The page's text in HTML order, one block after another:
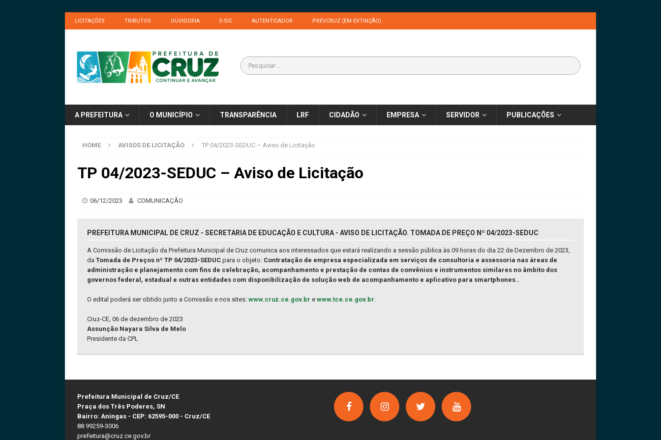
LICITAÇÕES TRIBUTOS OUVIDORIA E-SIC AUTENTICADOR PREVCRUZ (EM EXTINÇÃO)
A PREFEITURA O MUNICÍPIO TRANSPARÊNCIA LRF CIDADÃO EMPRESA SERVIDOR PUBLICAÇÕES
HOME AVISOS DE LICITAÇÃO TP 04/2023-SEDUC – Aviso de Licitação
TP 04/2023-SEDUC – Aviso de Licitação
06/12/2023 COMUNICAÇÃO
PREFEITURA MUNICIPAL DE CRUZ - SECRETARIA DE EDUCAÇÃO E CULTURA - AVISO DE LICITAÇÃO. TOMADA DE PREÇO Nº 04/2023-SEDUC
A Comissão de Licitação da Prefeitura Municipal de Cruz comunica aos interessados que estará realizando a sessão pública às 09 horas do dia 22 de Dezembro de 2023,
da Tomada de Preços nº TP 04/2023-SEDUC para o objeto: Contratação de empresa especializada em serviços de consultoria e assessoria nas áreas de
administração e planejamento com fins de celebração, acompanhamento e prestação de contas de convênios e instrumentos similares no âmbito dos
governos federal, estadual e outras entidades com disponibilização de solução web de acompanhamento e aplicativo para smartphones..
O edital poderá ser obtido junto a Comissão e nos sites: www.cruz.ce.gov.br e www.tce.ce.gov.br.
Cruz-CE, 06 de dezembro de 2023
Assunção Nayara Silva de Melo
Presidente da CPL
Prefeitura Municipal de Cruz/CE
Praça dos Três Poderes, SN
Bairro: Aningas - CEP: 62595-000 - Cruz/CE
88 99259-3006
prefeitura@cruz.ce.gov.br